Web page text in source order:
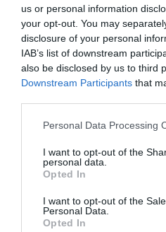
us or personal information
your opt-out. You may
disclosure of your personal
IAB’s list of downstream
also be disclosed by us to third
Downstream Participants that
Please note that this website/
not limited to your visit or usage
grant or deny consent to
use your data for below
consent section.
Personal Data Processing
I want to opt-out of the
personal data.
Opted In
I want to opt-out of the
Personal Data.
Opted In